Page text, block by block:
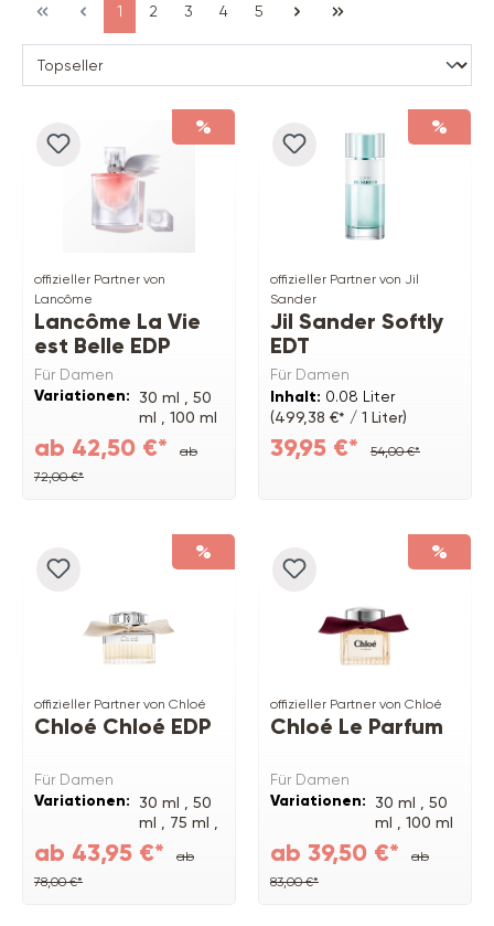
1 2 3 4 5
%
offizieller Partner von
Lancôme
Lancôme La Vie
est Belle EDP
Für Damen
Variationen: 30 ml , 50
ml , 100 ml
Refill ,
ml ,
100 ml
ab 42,50 €*
ab
72,00 €*
%
offizieller Partner von Jil
Sander
Jil Sander Softly
EDT
Für Damen
Inhalt: 0.08 Liter
(499,38 €* / 1 Liter)
39,95 €* 54,00 €*
%
offizieller Partner von Chloé
Chloé Chloé EDP
Für Damen
Variationen: 30 ml , 50
ml , 75 ml ,
150 ml
Refill ,100
ab 43,95 €*
ab
78,00 €*
%
offizieller Partner von Chloé
Chloé Le Parfum
Für Damen
Variationen: 30 ml , 50
ml , 100 ml
,150 ml
Refill
ab 39,50 €*
ab
83,00 €*